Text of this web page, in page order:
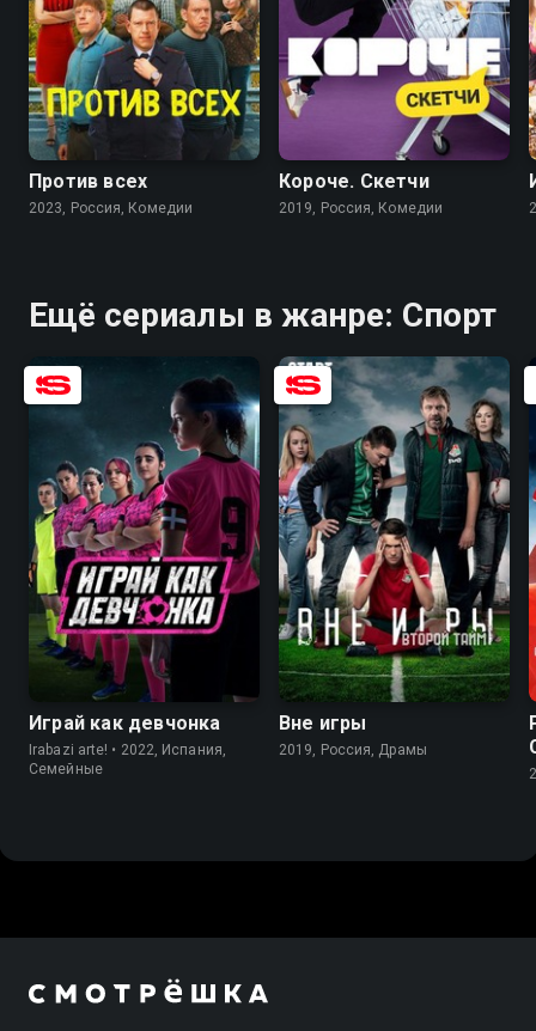
7.7 6.3
Против всех
2023, Россия, Комедии
7.5
Короче. Скетчи
2019, Россия, Комедии
Ещё сериалы в жанре: Спорт
8.7 7.6
Играй как девчонка
Irabazi arte! • 2022, Испания,
Семейные
8.0 7.1
Вне игры
2019, Россия, Драмы